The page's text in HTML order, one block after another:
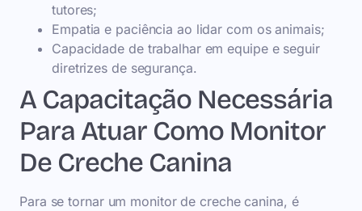
tutores;
Empatia e paciência ao lidar com os animais;
Capacidade de trabalhar em equipe e seguir
diretrizes de segurança.
A Capacitação Necessária
Para Atuar Como Monitor
De Creche Canina
Para se tornar um monitor de creche canina, é